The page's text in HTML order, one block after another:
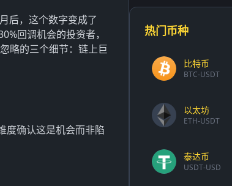
后，这个数字变成了
回调机会的投资者，
略的三个细节：链上巨
度确认这是机会而非陷
热门币种
比特币
BTC-USDT
以太坊
ETH-USDT
泰达币
USDT-USD